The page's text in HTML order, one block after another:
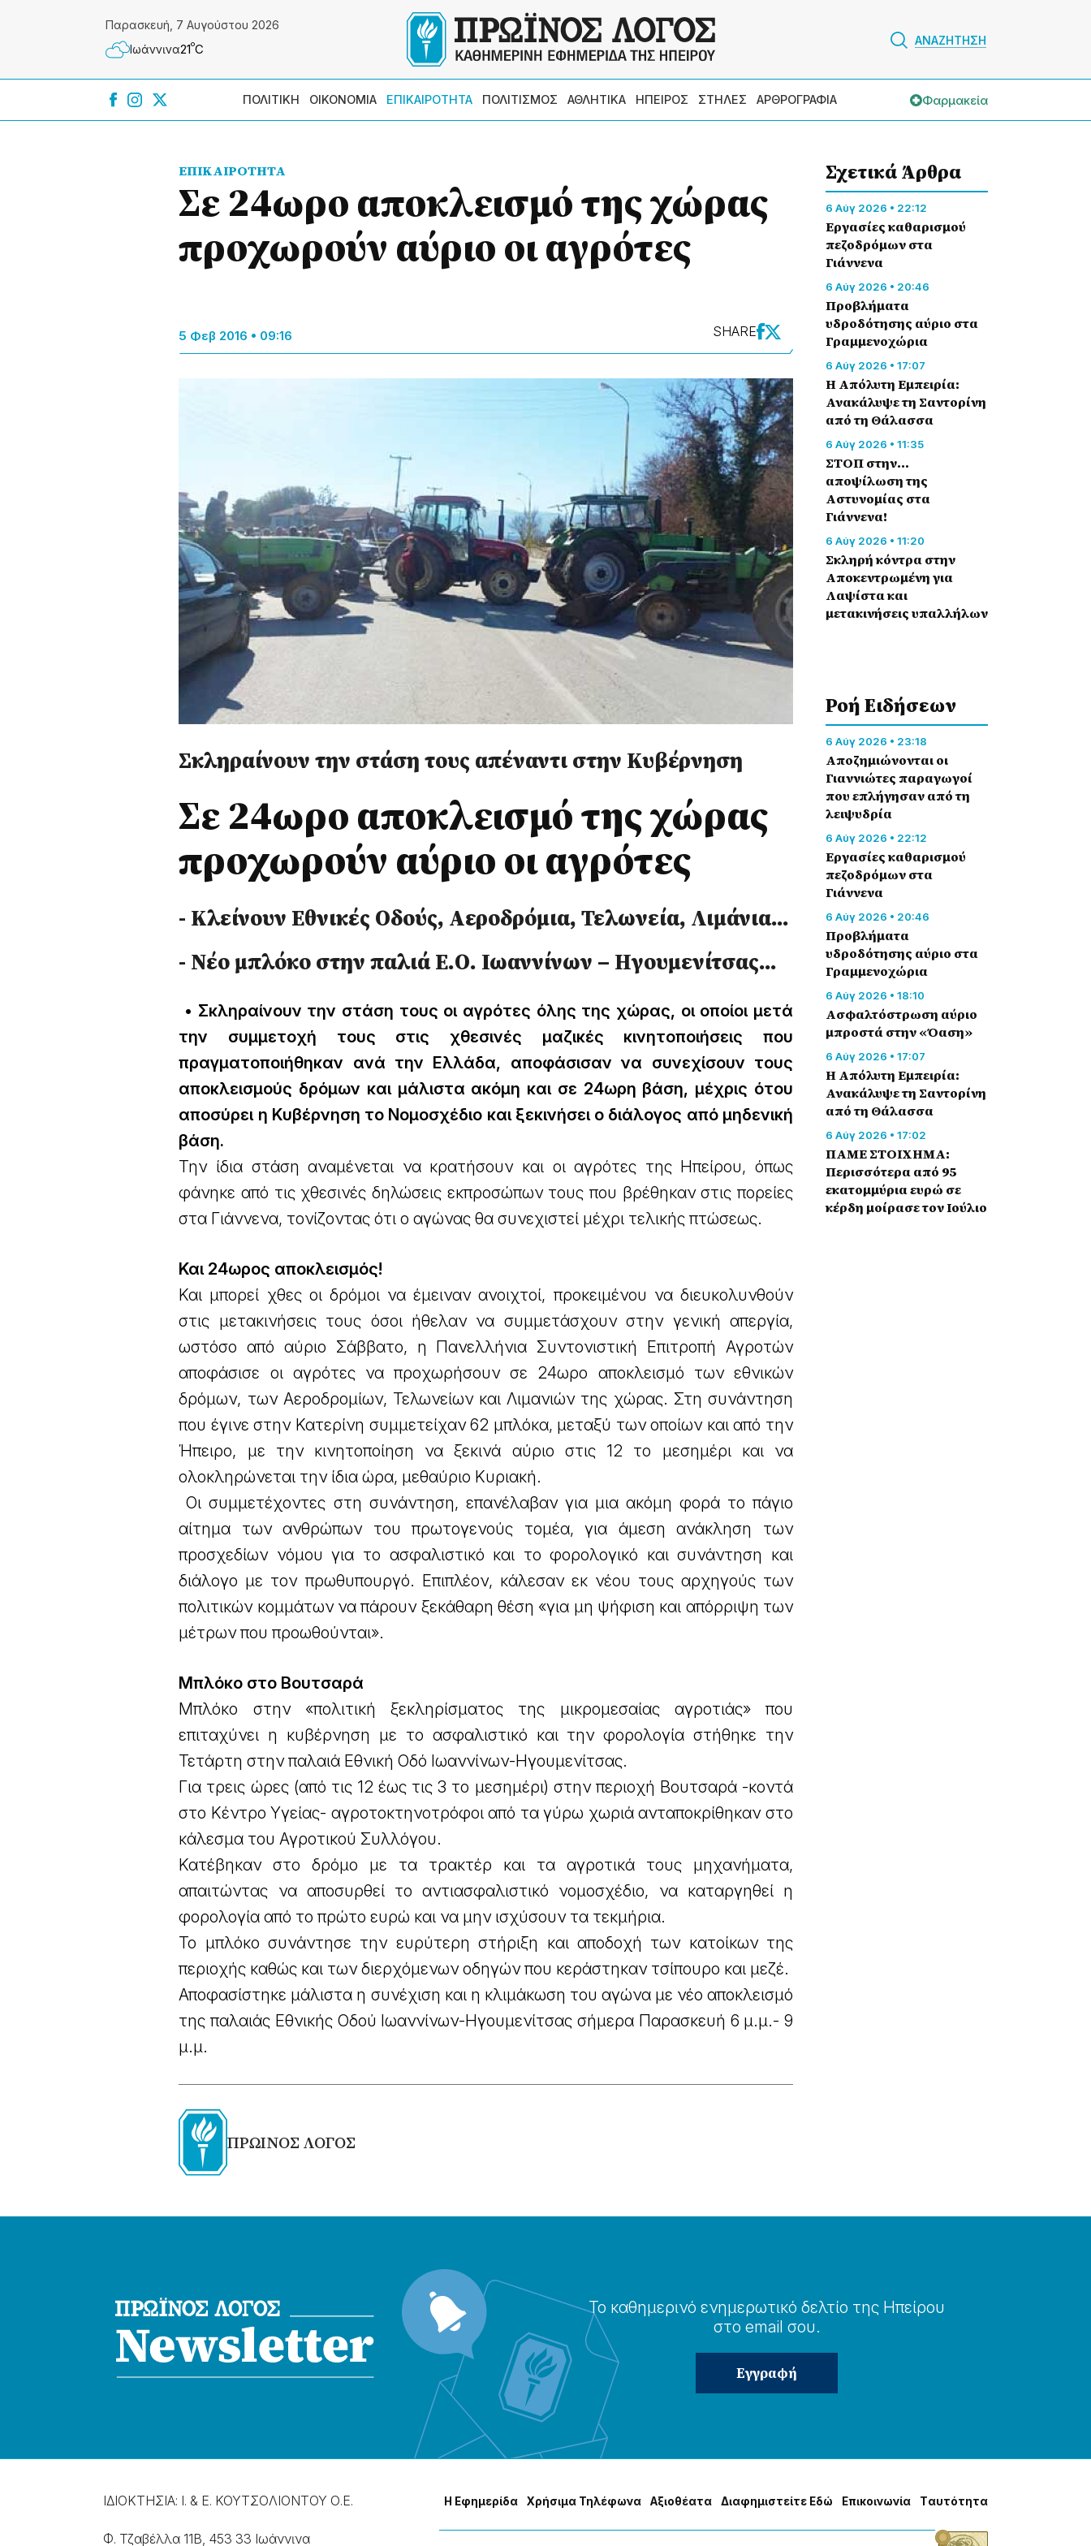
Παρασκευή, 7 Αυγούστου 2026
Ιωάννɩνα21ºC
ΑΝΑΖΗΤΗΣΗ
ΠΟΛΙΤΙΚΗ ΟΙΚΟΝΟΜΙΑ ΕΠΙΚΑΙΡΟΤΗΤΑ ΠΟΛΙΤΙΣΜΟΣ ΑΘΛΗΤΙΚΑ ΗΠΕΙΡΟΣ ΣΤΗΛΕΣ ΑΡΘΡΟΓΡΑΦΙΑ Φαρμακεία
ΕΠΙΚΑΙΡΟΤΗΤΑ
Σε 24ωρο αποκλεισμό της χώρας
προχωρούν αύριο οι αγρότες
5 Φεβ 2016 • 09:16 SHARE
Σκληραίνουν την στάση τους απέναντι στην Κυβέρνηση
Σε 24ωρο αποκλεισμό της χώρας
προχωρούν αύριο οι αγρότες
- Κλείνουν Εθνικές Οδούς, Αεροδρόμια, Τελωνεία, Λιμάνια…
- Νέο μπλόκο στην παλιά Ε.Ο. Ιωαννίνων – Ηγουμενίτσας…
• Σκληραίνουν την στάση τους οι αγρότες όλης της χώρας, οι οποίοι μετά
την συμμετοχή τους στις χθεσινές μαζικές κινητοποιήσεις που
πραγματοποιήθηκαν ανά την Ελλάδα, αποφάσισαν να συνεχίσουν τους
αποκλεισμούς δρόμων και μάλιστα ακόμη και σε 24ωρη βάση, μέχρις ότου
αποσύρει η Κυβέρνηση το Νομοσχέδιο και ξεκινήσει ο διάλογος από μηδενική
βάση.
Την ίδια στάση αναμένεται να κρατήσουν και οι αγρότες της Ηπείρου, όπως
φάνηκε από τις χθεσινές δηλώσεις εκπροσώπων τους που βρέθηκαν στις πορείες
στα Γιάννενα, τονίζοντας ότι ο αγώνας θα συνεχιστεί μέχρι τελικής πτώσεως.
Και 24ωρος αποκλεισμός!
Και μπορεί χθες οι δρόμοι να έμειναν ανοιχτοί, προκειμένου να διευκολυνθούν
στις μετακινήσεις τους όσοι ήθελαν να συμμετάσχουν στην γενική απεργία,
ωστόσο από αύριο Σάββατο, η Πανελλήνια Συντονιστική Επιτροπή Αγροτών
αποφάσισε οι αγρότες να προχωρήσουν σε 24ωρο αποκλεισμό των εθνικών
δρόμων, των Αεροδρομίων, Τελωνείων και Λιμανιών της χώρας. Στη συνάντηση
που έγινε στην Κατερίνη συμμετείχαν 62 μπλόκα, μεταξύ των οποίων και από την
Ήπειρο, με την κινητοποίηση να ξεκινά αύριο στις 12 το μεσημέρι και να
ολοκληρώνεται την ίδια ώρα, μεθαύριο Κυριακή.
Οι συμμετέχοντες στη συνάντηση, επανέλαβαν για μια ακόμη φορά το πάγιο
αίτημα των ανθρώπων του πρωτογενούς τομέα, για άμεση ανάκληση των
προσχεδίων νόμου για το ασφαλιστικό και το φορολογικό και συνάντηση και
διάλογο με τον πρωθυπουργό. Επιπλέον, κάλεσαν εκ νέου τους αρχηγούς των
πολιτικών κομμάτων να πάρουν ξεκάθαρη θέση «για μη ψήφιση και απόρριψη των
μέτρων που προωθούνται».
Μπλόκο στο Βουτσαρά
Μπλόκο στην «πολιτική ξεκληρίσματος της μικρομεσαίας αγροτιάς» που
επιταχύνει η κυβέρνηση με το ασφαλιστικό και την φορολογία στήθηκε την
Τετάρτη στην παλαιά Εθνική Οδό Ιωαννίνων-Ηγουμενίτσας.
Για τρεις ώρες (από τις 12 έως τις 3 το μεσημέρι) στην περιοχή Βουτσαρά -κοντά
στο Κέντρο Υγείας- αγροτοκτηνοτρόφοι από τα γύρω χωριά ανταποκρίθηκαν στο
κάλεσμα του Αγροτικού Συλλόγου.
Κατέβηκαν στο δρόμο με τα τρακτέρ και τα αγροτικά τους μηχανήματα,
απαιτώντας να αποσυρθεί το αντιασφαλιστικό νομοσχέδιο, να καταργηθεί η
φορολογία από το πρώτο ευρώ και να μην ισχύσουν τα τεκμήρια.
Το μπλόκο συνάντησε την ευρύτερη στήριξη και αποδοχή των κατοίκων της
περιοχής καθώς και των διερχόμενων οδηγών που κεράστηκαν τσίπουρο και μεζέ.
Αποφασίστηκε μάλιστα η συνέχιση και η κλιμάκωση του αγώνα με νέο αποκλεισμό
της παλαιάς Εθνικής Οδού Ιωαννίνων-Ηγουμενίτσας σήμερα Παρασκευή 6 μ.μ.- 9
μ.μ.
ΠΡΩΙΝΟΣ ΛΟΓΟΣ
Σχετικά Άρθρα
6 Αύγ 2026 • 22:12
Εργασίες καθαρισμού
πεζοδρόμων στα
Γιάννενα
6 Αύγ 2026 • 20:46
Προβλήματα
υδροδότησης αύριο στα
Γραμμενοχώρια
6 Αύγ 2026 • 17:07
Η Απόλυτη Εμπειρία:
Ανακάλυψε τη Σαντορίνη
από τη Θάλασσα
6 Αύγ 2026 • 11:35
ΣΤΟΠ στην…
αποψίλωση της
Αστυνομίας στα
Γιάννενα!
6 Αύγ 2026 • 11:20
Σκληρή κόντρα στην
Αποκεντρωμένη για
Λαψίστα και
μετακινήσεις υπαλλήλων
Ροή Eιδήσεων
6 Αύγ 2026 • 23:18
Αποζημιώνονται οι
Γιαννιώτες παραγωγοί
που επλήγησαν από τη
λειψυδρία
6 Αύγ 2026 • 22:12
Εργασίες καθαρισμού
πεζοδρόμων στα
Γιάννενα
6 Αύγ 2026 • 20:46
Προβλήματα
υδροδότησης αύριο στα
Γραμμενοχώρια
6 Αύγ 2026 • 18:10
Ασφαλτόστρωση αύριο
μπροστά στην «Όαση»
6 Αύγ 2026 • 17:07
Η Απόλυτη Εμπειρία:
Ανακάλυψε τη Σαντορίνη
από τη Θάλασσα
6 Αύγ 2026 • 17:02
ΠΑΜΕ ΣΤΟΙΧΗΜΑ:
Περισσότερα από 95
εκατομμύρια ευρώ σε
κέρδη μοίρασε τον Ιούλιο
Το καθημερɩνό ενημερωτɩκό δελτίο της Ηπείρου
στο email σου.
ΙΔΙΟΚΤΗΣΙΑ: Ι. & Ε. ΚΟΥΤΣΟΛΙΟΝΤΟΥ Ο.Ε.
Φ. Τζαβέλλα 11Β, 453 33 Ιωάννɩνα
Η Εφημερίδα Χρήσɩμα Τηλέφωνα Αξɩοθέατα Δɩαφημɩστείτε Εδώ Επɩκοɩνωνία Tαυτότητα